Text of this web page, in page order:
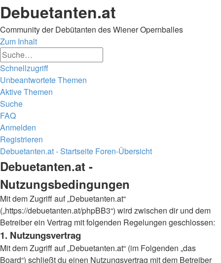
Debuetanten.at
Community der Debütanten des Wiener Opernballes
Zum Inhalt
Schnellzugriff
Unbeantwortete Themen
Aktive Themen
Suche
FAQ
Anmelden
Registrieren
Debuetanten.at - Startseite Foren-Übersicht
Suche
Debuetanten.at -
Nutzungsbedingungen
Mit dem Zugriff auf „Debuetanten.at“
(„https://debuetanten.at/phpBB3“) wird zwischen dir und dem
Betreiber ein Vertrag mit folgenden Regelungen geschlossen:
1. Nutzungsvertrag
Mit dem Zugriff auf „Debuetanten.at“ (im Folgenden „das
Board“) schließt du einen Nutzungsvertrag mit dem Betreiber